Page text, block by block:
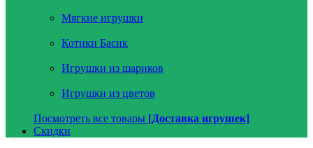
Мягкие игрушки
Котики Басик
Игрушки из шариков
Игрушки из цветов
Посмотреть все товары [Доставка игрушек]
Скидки